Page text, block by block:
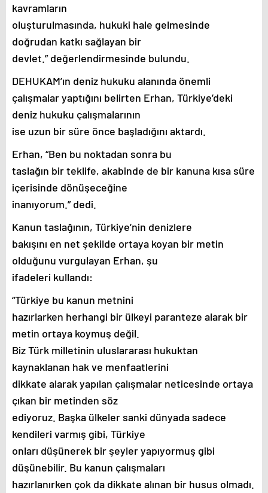
kavramların
oluşturulmasında, hukuki hale gelmesinde
doğrudan katkı sağlayan bir
devlet.” değerlendirmesinde bulundu.
DEHUKAM’ın deniz hukuku alanında önemli
çalışmalar yaptığını belirten Erhan, Türkiye’deki
deniz hukuku çalışmalarının
ise uzun bir süre önce başladığını aktardı.
Erhan, “Ben bu noktadan sonra bu
taslağın bir teklife, akabinde de bir kanuna kısa süre
içerisinde dönüşeceğine
inanıyorum.” dedi.
Kanun taslağının, Türkiye’nin denizlere
bakışını en net şekilde ortaya koyan bir metin
olduğunu vurgulayan Erhan, şu
ifadeleri kullandı:
“Türkiye bu kanun metnini
hazırlarken herhangi bir ülkeyi paranteze alarak bir
metin ortaya koymuş değil.
Biz Türk milletinin uluslararası hukuktan
kaynaklanan hak ve menfaatlerini
dikkate alarak yapılan çalışmalar neticesinde ortaya
çıkan bir metinden söz
ediyoruz. Başka ülkeler sanki dünyada sadece
kendileri varmış gibi, Türkiye
onları düşünerek bir şeyler yapıyormuş gibi
düşünebilir. Bu kanun çalışmaları
hazırlanırken çok da dikkate alınan bir husus olmadı.